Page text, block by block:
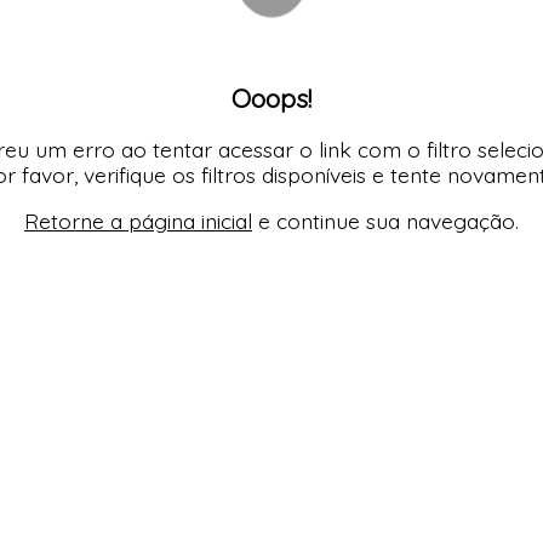
Ooops!
um erro ao tentar acessar o link com o filtro
favor, verifique os filtros disponíveis e tente
Retorne a página inicial e continue sua navegação.